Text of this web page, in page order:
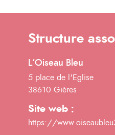
Structure
L’Oiseau Bleu
5 place de l'Eglise
38610 Gières
Site web :
https://